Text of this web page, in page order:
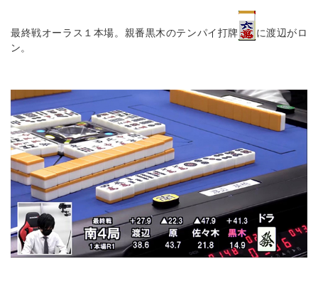
最終戦オーラス１本場。親番黒木のテンパイ打牌
に渡辺がロ
ン。